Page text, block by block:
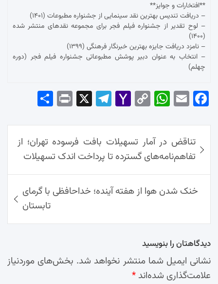
**افتخارات و جوایز**
– دریافت تندیس بهترین نقد سینمایی از جشنواره مطبوعات (۱۴۰۱)
– لوح تقدیر از جشنواره فیلم فجر برای مجموعه نقدهای منتشر شده
(۱۴۰۰)
– نامزد دریافت جایزه بهترین خبرنگار فرهنگی (۱۳۹۹)
– انتخاب به عنوان دبیر پوشش مطبوعاتی جشنواره فیلم فجر (دوره
چهلم)
Fac
ok
Em
Wh
Ap
p
Co
Lin
k
Yah
Mai
l
Tel
am
Pri
نوشته‌ها
تناقض در آمار تسهیلات بافت فرسوده تهران؛ از
تفاهم‌نامه‌های گسترده تا پرداخت اندک تسهیلات
خنک شدن هوا از هفته آینده؛ خداحافظی با گرمای
تابستان
دیدگاهتان را بنویسید
نشانی ایمیل شما منتشر نخواهد شد. بخش‌های موردنیاز
علامت‌گذاری شده‌اند *